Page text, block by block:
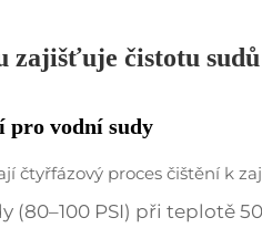
zajišťuje čistotu sudů
pro vodní sudy
čtyřfázový proces čištění k
(80–100 PSI) při teplotě